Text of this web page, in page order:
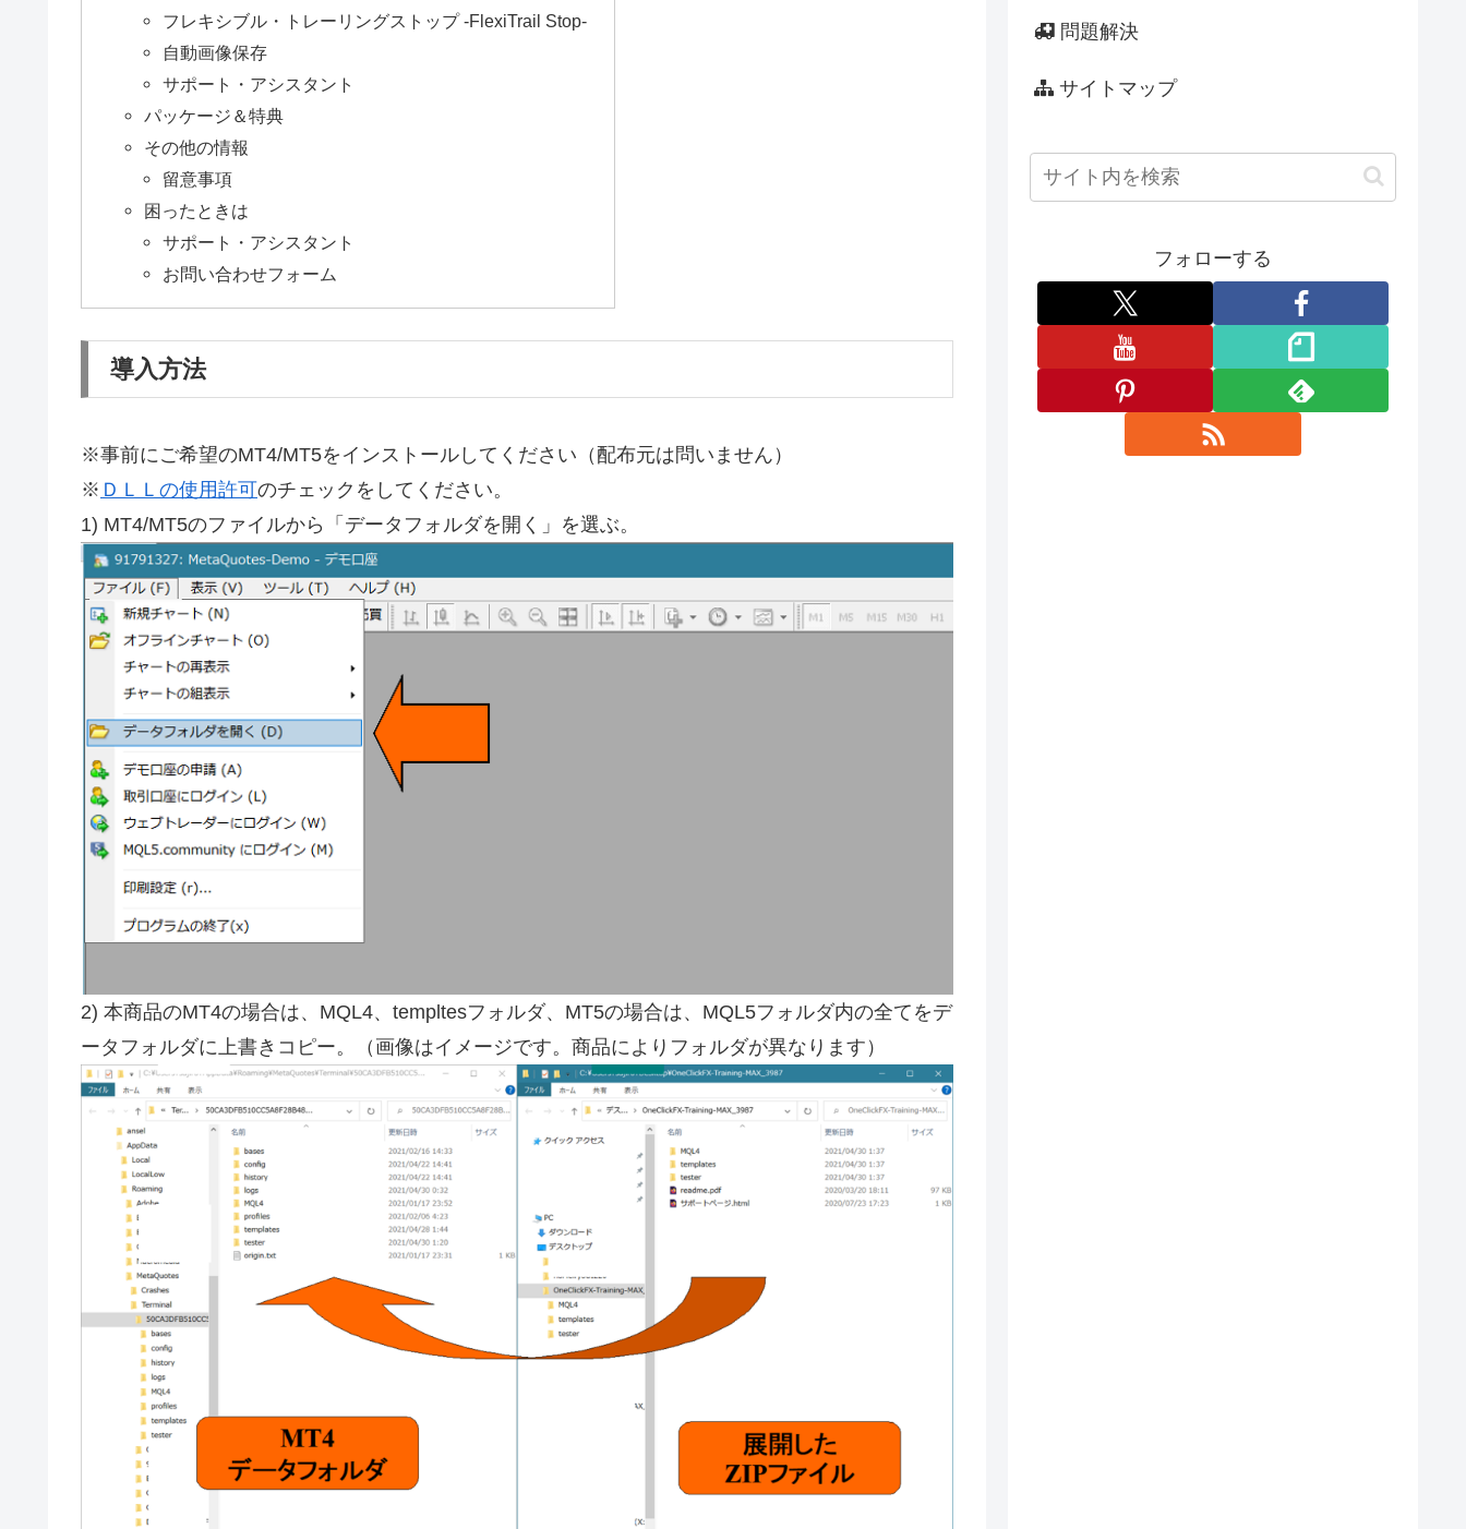
フレキシブル・トレーリングストップ -FlexiTrail Stop-
自動画像保存
サポート・アシスタント
パッケージ＆特典
その他の情報
留意事項
困ったときは
サポート・アシスタント
お問い合わせフォーム
導入方法
※事前にご希望のMT4/MT5をインストールしてください（配布元は問いません）
※ ＤＬＬの使用許可のチェックをしてください。
1) MT4/MT5のファイルから「データフォルダを開く」を選ぶ。
2) 本商品のMT4の場合は、MQL4、templtesフォルダ、MT5の場合は、MQL5フォルダ内の全てをデ
ータフォルダに上書きコピー。（画像はイメージです。商品によりフォルダが異なります）
問題解決
サイトマップ
フォローする